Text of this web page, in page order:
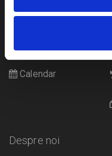
Pentru copii
Diverse
Calendar
Despre noi